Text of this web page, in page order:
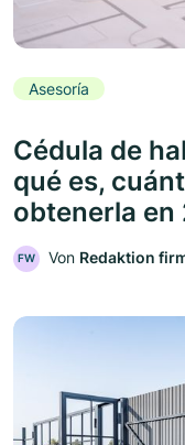
Asesoría
Cédula de
qué es,
obtenerla en
FW Von Redaktion